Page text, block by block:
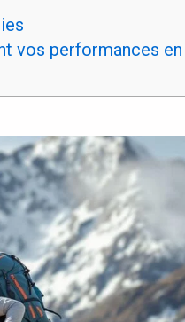
vos performances en